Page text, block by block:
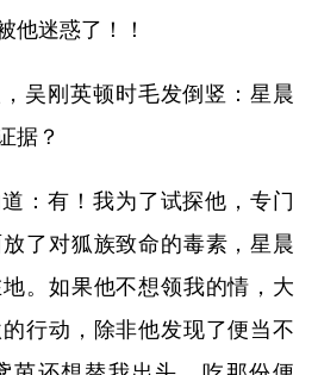
他迷惑了！！
吴刚英顿时毛发倒竖：星晨
据？
：有！我为了试探他，专门
了对狐族致命的毒素，星晨
。如果他不想领我的情，大
行动，除非他发现了便当不